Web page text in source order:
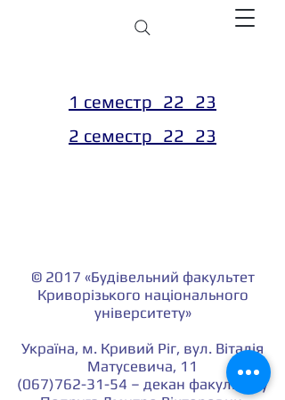
1 семестр_22_23
2 семестр_22_23
© 2017 «Будівельний факультет
Криворізького національного
університету»
Україна, м. Кривий Ріг, вул. Віталія
Матусевича, 11
(067)762-31-54 – декан факультету